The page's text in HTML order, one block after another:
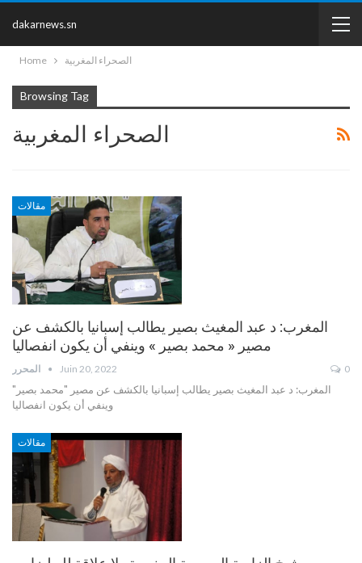
dakarnews.sn
Home الصحراء المغربية
Browsing Tag
الصحراء المغربية
مقالات
المغرب: د عبد المغيث بصير يطالب إسبانيا بالكشف عن
مصير « محمد بصير » وينفي أن يكون انفصاليا
Juin 20, 2022 0
المغرب: د عبد المغيث بصير يطالب إسبانيا بالكشف عن مصير "محمد بصير"
وينفي أن يكون انفصاليا
مقالات